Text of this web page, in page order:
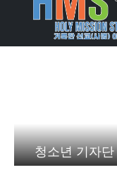
청소년 기자단